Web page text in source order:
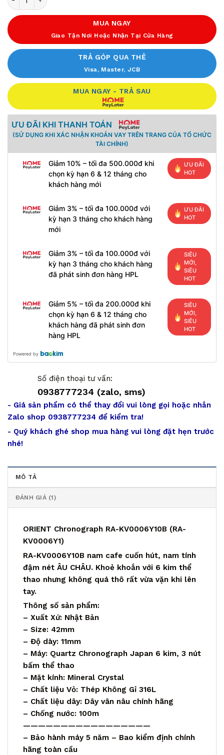
MUA NGAY
Giao Tận Nơi Hoặc Nhận Tại Cửa Hàng
TRẢ GÓP QUA THẺ
Visa, Master, JCB
MUA NGAY - TRẢ SAU
ƯU ĐÃI KHI THANH TOÁN
(SỬ DỤNG KHI XÁC NHẬN KHOẢN VAY TRÊN TRANG CỦA TỔ CHỨC
TÀI CHÍNH)
Giảm 10% – tối đa 500.000đ khi
chọn kỳ hạn 6 & 12 tháng cho
khách hàng mới
ƯU ĐÃI
HOT
Giảm 3% – tối đa 100.000đ với
kỳ hạn 3 tháng cho khách hàng
mới
ƯU ĐÃI
HOT
Giảm 3% – tối đa 100.000đ với
kỳ hạn 3 tháng cho khách hàng
đã phát sinh đơn hàng HPL
SIÊU
MỚI,
SIÊU
HOT
Giảm 5% – tối đa 200.000đ khi
chọn kỳ hạn 6 & 12 tháng cho
khách hàng đã phát sinh đơn
hàng HPL
SIÊU
MỚI,
SIÊU
HOT
Powered by
Số điện thoại tư vấn:
0938777234 (zalo, sms)
- Giá sản phẩm có thể thay đổi vui lòng gọi hoặc nhắn
Zalo shop 0938777234 để kiểm tra!
- Quý khách ghé shop mua hàng vui lòng đặt hẹn trước
nhé!
MÔ TẢ
ĐÁNH GIÁ (1)
ORIENT Chronograph RA-KV0006Y10B (RA-
KV0006Y1)
RA-KV0006Y10B nam cafe cuốn hút, nam tính
đậm nét ÂU CHÂU. Khoẻ khoắn với 6 kim thể
thao nhưng không quá thô rất vừa vặn khi lên
tay.
Thông số sản phẩm:
– Xuất Xứ: Nhật Bản
– Size: 42mm
– Độ dày: 11mm
– Máy: Quartz Chronograph Japan 6 kim, 3 nút
bấm thể thao
– Mặt kính: Mineral Crystal
– Chất liệu Vỏ: Thép Không Gỉ 316L
– Chất liệu dây: Dây vân nâu chính hãng
– Chống nước: 100m
—————————————————
– Bảo hành máy 5 năm – Bao kiểm định chính
hãng toàn cầu